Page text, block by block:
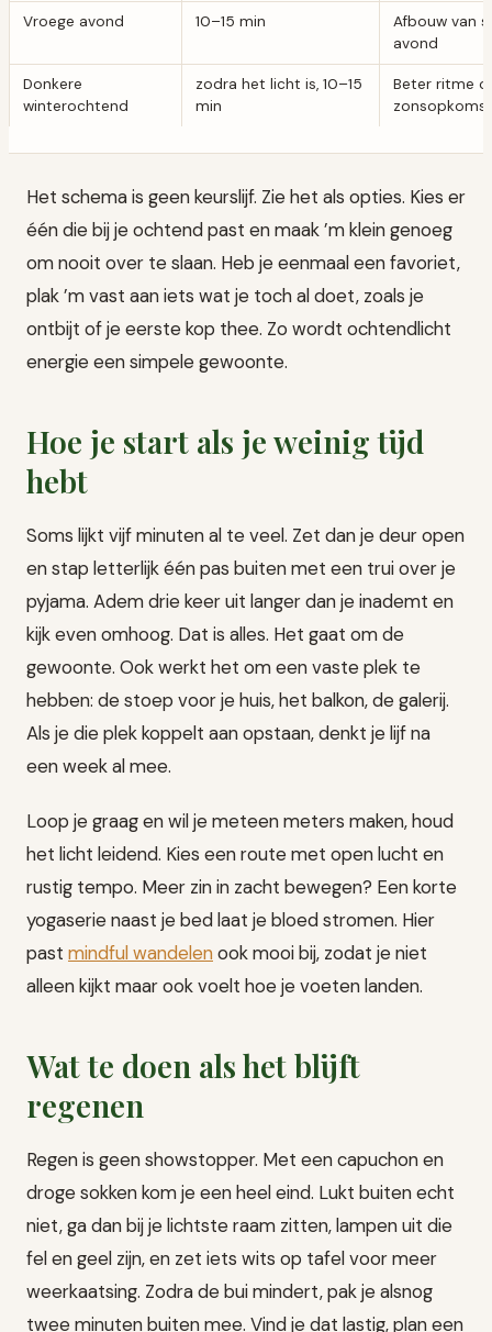
Vroege avond 10–15 min
Afbouw van
avond
Donkere
winterochtend
zodra het licht is, 10–15
min
Beter ritme
zonsopkomst
Het schema is geen keurslijf. Zie het als opties. Kies er
één die bij je ochtend past en maak ’m klein genoeg
om nooit over te slaan. Heb je eenmaal een favoriet,
plak ’m vast aan iets wat je toch al doet, zoals je
ontbijt of je eerste kop thee. Zo wordt ochtendlicht
energie een simpele gewoonte.
Hoe je start als je weinig tijd
hebt
Soms lijkt vijf minuten al te veel. Zet dan je deur open
en stap letterlijk één pas buiten met een trui over je
pyjama. Adem drie keer uit langer dan je inademt en
kijk even omhoog. Dat is alles. Het gaat om de
gewoonte. Ook werkt het om een vaste plek te
hebben: de stoep voor je huis, het balkon, de galerij.
Als je die plek koppelt aan opstaan, denkt je lijf na
een week al mee.
Loop je graag en wil je meteen meters maken, houd
het licht leidend. Kies een route met open lucht en
rustig tempo. Meer zin in zacht bewegen? Een korte
yogaserie naast je bed laat je bloed stromen. Hier
past mindful wandelenook mooi bij, zodat je niet
alleen kijkt maar ook voelt hoe je voeten landen.
Wat te doen als het blijft
regenen
Regen is geen showstopper. Met een capuchon en
droge sokken kom je een heel eind. Lukt buiten echt
niet, ga dan bij je lichtste raam zitten, lampen uit die
fel en geel zijn, en zet iets wits op tafel voor meer
weerkaatsing. Zodra de bui mindert, pak je alsnog
twee minuten buiten mee. Vind je dat lastig, plan een